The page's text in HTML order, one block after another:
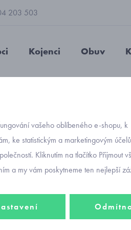
203 503
Kojenci Obuv
Objednávací
1750-
954
vašeho oblíbeného e-shopu, k
ke statistickým a marketingovým
Kliknutím na tlačítko Přijmout
a my vám poskytneme ten nejlepší